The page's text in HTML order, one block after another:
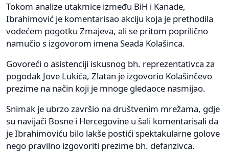
Tokom analize utakmice između BiH i Kanade,
Ibrahimović je komentarisao akciju koja je prethodila
vodećem pogotku Zmajeva, ali se pritom poprilično
namučio s izgovorom imena Seada Kolašinca.
Govoreći o asistenciji iskusnog bh. reprezentativca za
pogodak Jove Lukića, Zlatan je izgovorio Kolašinčevo
prezime na način koji je mnoge gledaoce nasmijao.
Snimak je ubrzo završio na društvenim mrežama, gdje
su navijači Bosne i Hercegovine u šali komentarisali da
je Ibrahimoviću bilo lakše postići spektakularne golove
nego pravilno izgovoriti prezime bh. defanzivca.